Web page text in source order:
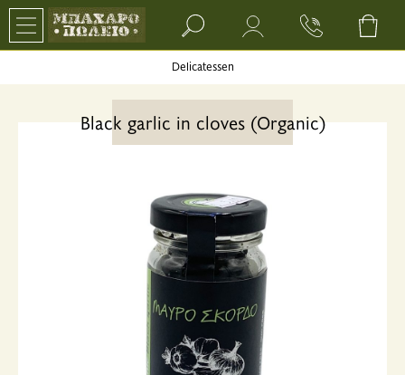
Search bar input field
Delicatessen
Black garlic in cloves (Organic)